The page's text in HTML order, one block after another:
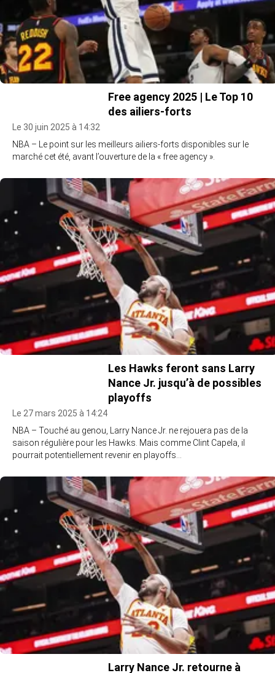
Free agency 2025 | Le Top 10
des ailiers-forts
Le 30 juin 2025 à 14:32
NBA – Le point sur les meilleurs ailiers-forts disponibles sur le
marché cet été, avant l’ouverture de la « free agency ».
Les Hawks feront sans Larry
Nance Jr. jusqu’à de possibles
playoffs
Le 27 mars 2025 à 14:24
NBA – Touché au genou, Larry Nance Jr. ne rejouera pas de la
saison régulière pour les Hawks. Mais comme Clint Capela, il
pourrait potentiellement revenir en playoffs…
Larry Nance Jr. retourne à